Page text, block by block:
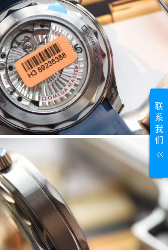
联
系
我
们